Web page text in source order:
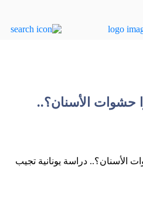
الأسنان؟..